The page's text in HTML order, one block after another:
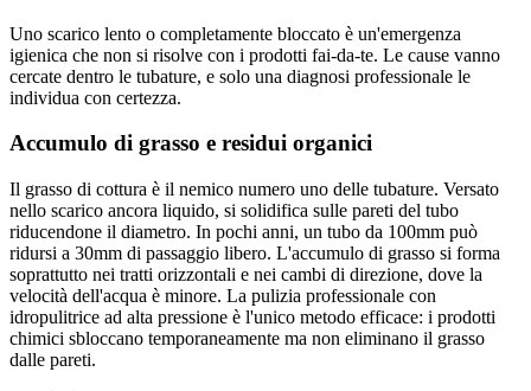
Uno scarico lento o completamente bloccato è un'emergenza
igienica che non si risolve con i prodotti fai-da-te. Le cause vanno
cercate dentro le tubature, e solo una diagnosi professionale le
individua con certezza.
Accumulo di grasso e residui organici
Il grasso di cottura è il nemico numero uno delle tubature. Versato
nello scarico ancora liquido, si solidifica sulle pareti del tubo
riducendone il diametro. In pochi anni, un tubo da 100mm può
ridursi a 30mm di passaggio libero. L'accumulo di grasso si forma
soprattutto nei tratti orizzontali e nei cambi di direzione, dove la
velocità dell'acqua è minore. La pulizia professionale con
idropulitrice ad alta pressione è l'unico metodo efficace: i prodotti
chimici sbloccano temporaneamente ma non eliminano il grasso
dalle pareti.